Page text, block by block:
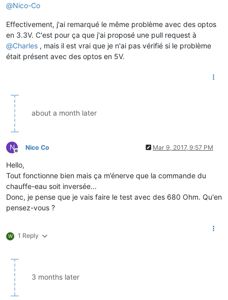
@Nico-Co
Effectivement, j'ai remarqué le même problème avec des optos
en 3.3V. C'est pour ça que j'ai proposé une pull request à
@Charles , mais il est vrai que je n'ai pas vérifié si le problème
était présent avec des optos en 5V.
about a month later
N
Offline
Nico Co Mar 9, 2017, 9:57 PM
Hello,
Tout fonctionne bien mais ça m’énerve que la commande du
chauffe-eau soit inversée...
Donc, je pense que je vais faire le test avec des 680 Ohm. Qu'en
pensez-vous ?
W 1 Reply
3 months later